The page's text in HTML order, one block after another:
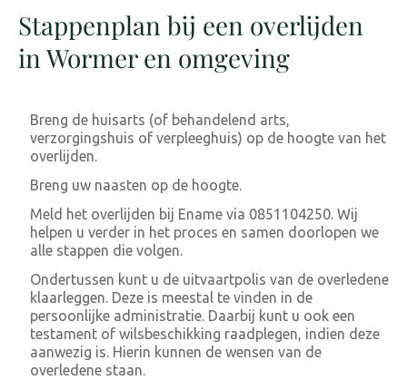
Stappenplan bij een overlijden
in Wormer en omgeving
Breng de huisarts (of behandelend arts,
verzorgingshuis of verpleeghuis) op de hoogte van het
overlijden.
Breng uw naasten op de hoogte.
Meld het overlijden bij Ename via 0851104250. Wij
helpen u verder in het proces en samen doorlopen we
alle stappen die volgen.
Ondertussen kunt u de uitvaartpolis van de overledene
klaarleggen. Deze is meestal te vinden in de
persoonlijke administratie. Daarbij kunt u ook een
testament of wilsbeschikking raadplegen, indien deze
aanwezig is. Hierin kunnen de wensen van de
overledene staan.